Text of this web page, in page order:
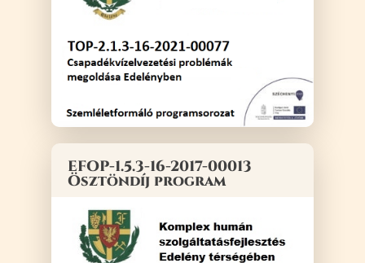
EFOP-1.5.3-16-2017-00013
Ösztöndíj program